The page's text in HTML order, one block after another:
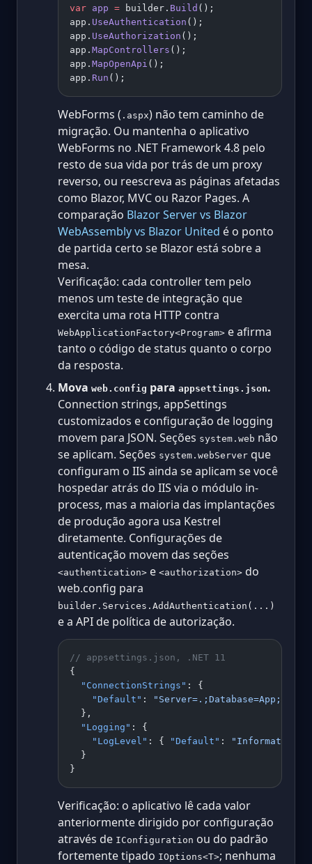
var app = builder. Build ();
app. UseAuthentication ();
app. UseAuthorization ();
app. MapControllers ();
app. MapOpenApi ();
app. Run ();
WebForms ( .aspx) não tem caminho de
migração. Ou mantenha o aplicativo
WebForms no .NET Framework 4.8 pelo
resto de sua vida por trás de um proxy
reverso, ou reescreva as páginas afetadas
como Blazor, MVC ou Razor Pages. A
comparação Blazor Server vs Blazor
WebAssembly vs Blazor United é o ponto
de partida certo se Blazor está sobre a
mesa.
Verificação: cada controller tem pelo
menos um teste de integração que
exercita uma rota HTTP contra
WebApplicationFactory<Program> e afirma
tanto o código de status quanto o corpo
da resposta.
Mova web.config para appsettings.json.
Connection strings, appSettings
customizados e configuração de logging
movem para JSON. Seções system.web não
se aplicam. Seções system.webServer que
configuram o IIS ainda se aplicam se você
hospedar atrás do IIS via o módulo in-
process, mas a maioria das implantações
de produção agora usa Kestrel
diretamente. Configurações de
autenticação movem das seções
<authentication> e <authorization> do
web.config para
builder.Services.AddAuthentication(...)
e a API de política de autorização.
// appsettings.json, .NET 11
{
  "ConnectionStrings"
: {
    "Default"
:
  },
  "Logging"
: {
    "LogLevel"
: { "Default" : "Information"
  }
}
Verificação: o aplicativo lê cada valor
anteriormente dirigido por configuração
através de IConfiguration ou do padrão
fortemente tipado IOptions<T>; nenhuma